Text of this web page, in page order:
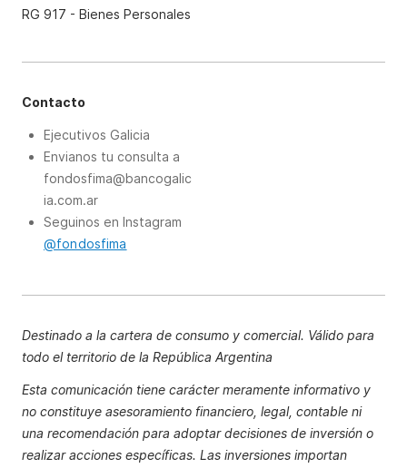
RG 917 - Bienes Personales
Contacto
Ejecutivos Galicia
Envianos tu consulta a
fondosfima@bancogalic
ia.com.ar
Seguinos en Instagram
@fondosfima
Destinado a la cartera de consumo y comercial. Válido para
todo el territorio de la República Argentina
Esta comunicación tiene carácter meramente informativo y
no constituye asesoramiento financiero, legal, contable ni
una recomendación para adoptar decisiones de inversión o
realizar acciones específicas. Las inversiones importan